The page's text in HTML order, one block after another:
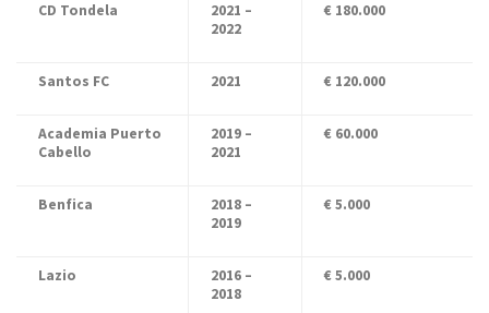
CD Tondela
2021 –
2022
€ 180.000
Santos FC 2021 € 120.000
Academia Puerto
Cabello
2019 –
2021
€ 60.000
Benfica
2018 –
2019
€ 5.000
Lazio
2016 –
2018
€ 5.000